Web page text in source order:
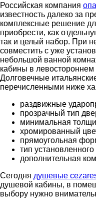
Российская компания
известность далеко за
комплексные решение
приобрести, как
так и целый набор. При
совместить с уже
небольшой ванной
кабины в
Долговечные
перечисленными ниже
раздвижные
прозрачный тип
минимальная
хромированный
прямоугольная
тип
дополнительная
Сегодня душевые
душевой кабины, в
выбору нужно